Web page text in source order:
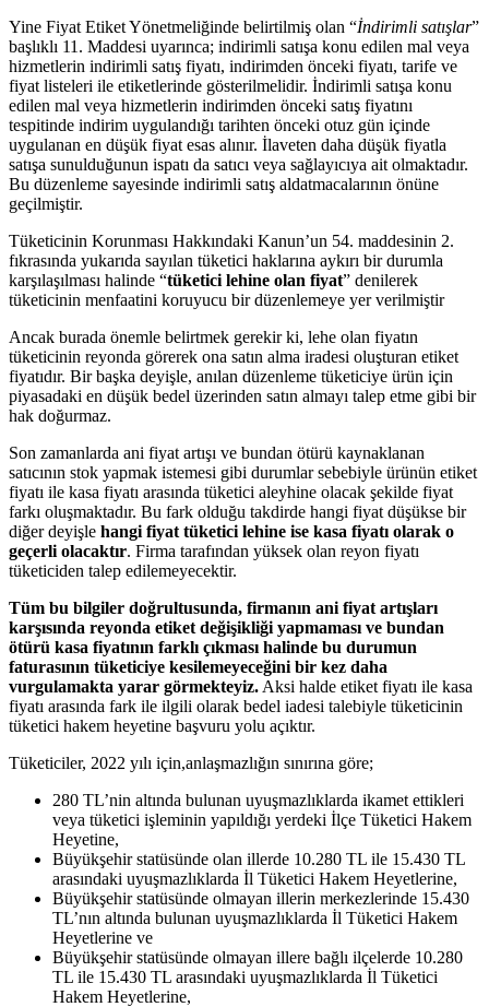
Yine Fiyat Etiket Yönetmeliğinde belirtilmiş olan “İndirimli satışlar”
başlıklı 11. Maddesi uyarınca; indirimli satışa konu edilen mal veya
hizmetlerin indirimli satış fiyatı, indirimden önceki fiyatı, tarife ve
fiyat listeleri ile etiketlerinde gösterilmelidir. İndirimli satışa konu
edilen mal veya hizmetlerin indirimden önceki satış fiyatını
tespitinde indirim uygulandığı tarihten önceki otuz gün içinde
uygulanan en düşük fiyat esas alınır. İlaveten daha düşük fiyatla
satışa sunulduğunun ispatı da satıcı veya sağlayıcıya ait olmaktadır.
Bu düzenleme sayesinde indirimli satış aldatmacalarının önüne
geçilmiştir.
Tüketicinin Korunması Hakkındaki Kanun’un 54. maddesinin 2.
fıkrasında yukarıda sayılan tüketici haklarına aykırı bir durumla
karşılaşılması halinde “tüketici lehine olan fiyat” denilerek
tüketicinin menfaatini koruyucu bir düzenlemeye yer verilmiştir
Ancak burada önemle belirtmek gerekir ki, lehe olan fiyatın
tüketicinin reyonda görerek ona satın alma iradesi oluşturan etiket
fiyatıdır. Bir başka deyişle, anılan düzenleme tüketiciye ürün için
piyasadaki en düşük bedel üzerinden satın almayı talep etme gibi bir
hak doğurmaz.
Son zamanlarda ani fiyat artışı ve bundan ötürü kaynaklanan
satıcının stok yapmak istemesi gibi durumlar sebebiyle ürünün etiket
fiyatı ile kasa fiyatı arasında tüketici aleyhine olacak şekilde fiyat
farkı oluşmaktadır. Bu fark olduğu takdirde hangi fiyat düşükse bir
diğer deyişle hangi fiyat tüketici lehine ise kasa fiyatı olarak o
geçerli olacaktır. Firma tarafından yüksek olan reyon fiyatı
tüketiciden talep edilemeyecektir.
Tüm bu bilgiler doğrultusunda, firmanın ani fiyat artışları
karşısında reyonda etiket değişikliği yapmaması ve bundan
ötürü kasa fiyatının farklı çıkması halinde bu durumun
faturasının tüketiciye kesilemeyeceğini bir kez daha
vurgulamakta yarar görmekteyiz. Aksi halde etiket fiyatı ile kasa
fiyatı arasında fark ile ilgili olarak bedel iadesi talebiyle tüketicinin
tüketici hakem heyetine başvuru yolu açıktır.
Tüketiciler, 2022 yılı için,anlaşmazlığın sınırına göre;
280 TL’nin altında bulunan uyuşmazlıklarda ikamet ettikleri
veya tüketici işleminin yapıldığı yerdeki İlçe Tüketici Hakem
Heyetine,
Büyükşehir statüsünde olan illerde 10.280 TL ile 15.430 TL
arasındaki uyuşmazlıklarda İl Tüketici Hakem Heyetlerine,
Büyükşehir statüsünde olmayan illerin merkezlerinde 15.430
TL’nın altında bulunan uyuşmazlıklarda İl Tüketici Hakem
Heyetlerine ve
Büyükşehir statüsünde olmayan illere bağlı ilçelerde 10.280
TL ile 15.430 TL arasındaki uyuşmazlıklarda İl Tüketici
Hakem Heyetlerine,